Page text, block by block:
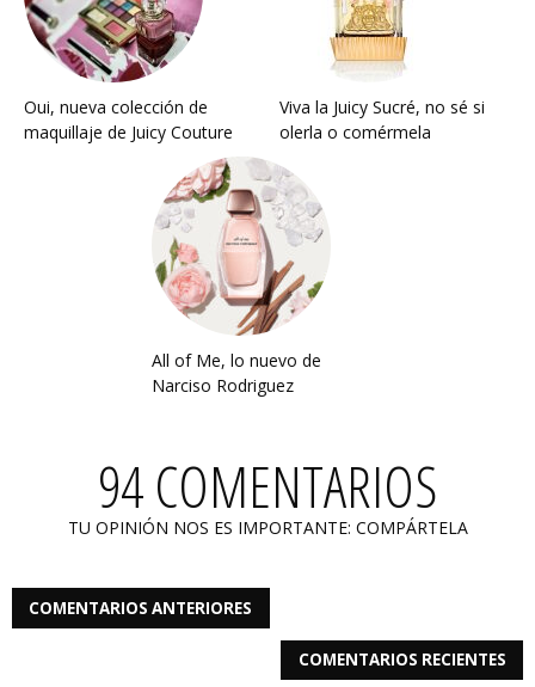
Oui, nueva colección de
maquillaje de Juicy Couture
Viva la Juicy Sucré, no sé si
olerla o comérmela
All of Me, lo nuevo de
Narciso Rodriguez
94 COMENTARIOS
TU OPINIÓN NOS ES IMPORTANTE: COMPÁRTELA
COMENTARIOS ANTERIORES
COMENTARIOS RECIENTES